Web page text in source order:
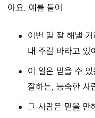
아요. 예를 들어
이번 일 잘 해낼
내 주길 바라고 있
이 일은 믿을 수
잘하는, 능숙한 사
그 사람은 믿을